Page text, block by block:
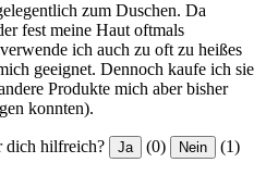
zum Duschen. Da
fest meine Haut oftmals
ich auch zu oft zu heißes
geeignet. Dennoch kaufe ich sie
Produkte mich aber bisher
konnten).
dich hilfreich? Ja (0) Nein (1)